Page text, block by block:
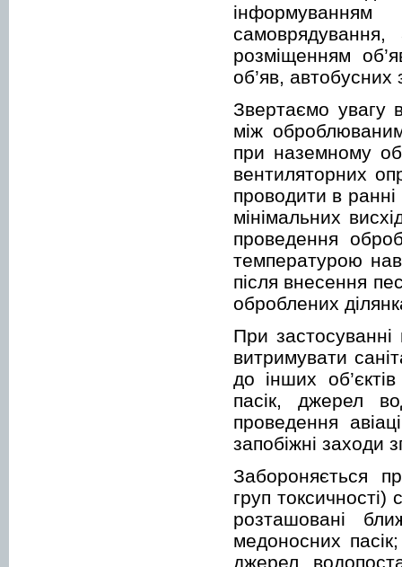
інформуванням
розміщенням
об’яв, автобусних
Звертаємо увагу
між
при наземному
вентиляторних
проводити в
мінімальних
проведення
температурою
після внесення
оброблених
При застосуванні
витримувати
до інших
пасік, джерел
проведення
запобіжні заходи
Забороняється
груп токсичності)
розташовані
медоносних
джерел